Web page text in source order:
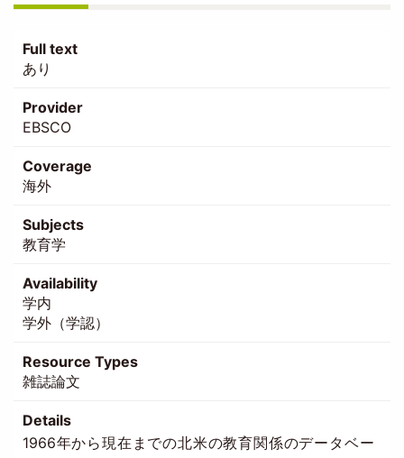
Full text
あり
Provider
EBSCO
Coverage
海外
Subjects
教育学
Availability
学内
学外（学認）
Resource Types
雑誌論文
Details
1966年から現在までの北米の教育関係のデータベー